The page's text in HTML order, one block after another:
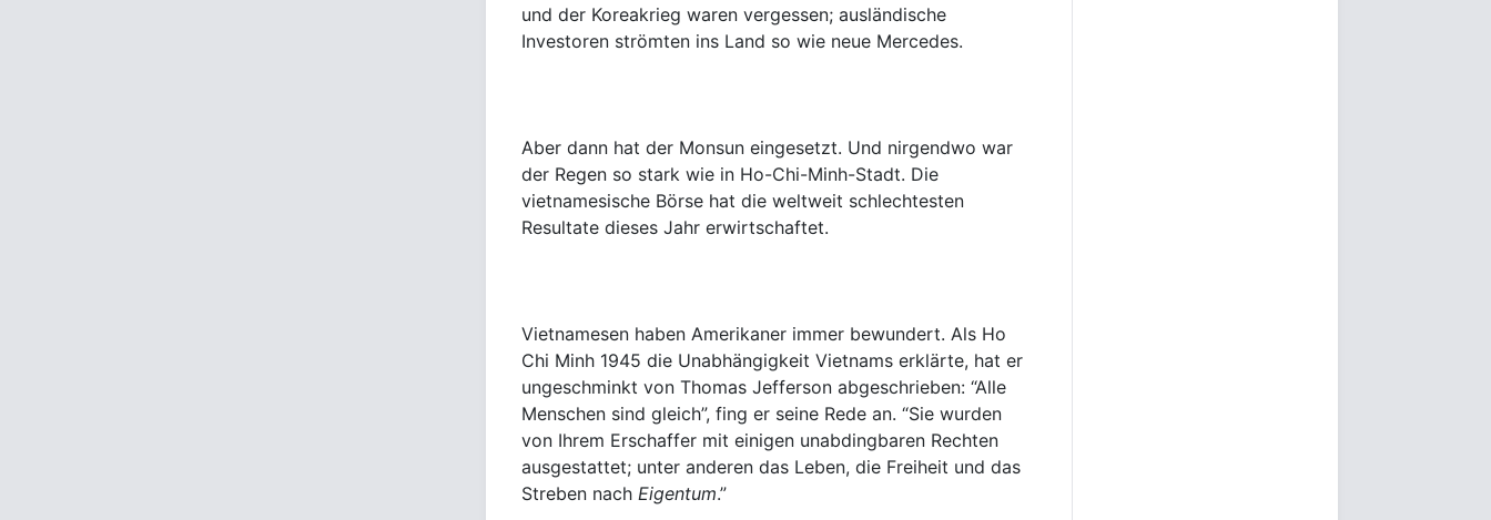
und der Koreakrieg waren vergessen; ausländische
Investoren strömten ins Land so wie neue Mercedes.
Aber dann hat der Monsun eingesetzt. Und nirgendwo war
der Regen so stark wie in Ho-Chi-Minh-Stadt. Die
vietnamesische Börse hat die weltweit schlechtesten
Resultate dieses Jahr erwirtschaftet.
Vietnamesen haben Amerikaner immer bewundert. Als Ho
Chi Minh 1945 die Unabhängigkeit Vietnams erklärte, hat er
ungeschminkt von Thomas Jefferson abgeschrieben: “Alle
Menschen sind gleich”, fing er seine Rede an. “Sie wurden
von Ihrem Erschaffer mit einigen unabdingbaren Rechten
ausgestattet; unter anderen das Leben, die Freiheit und das
Streben nach Eigentum.”